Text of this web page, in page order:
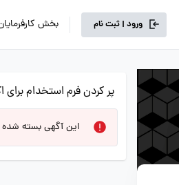
ورود | ثبت نام بخش
پر کردن فرم استخدام برای
این آگهی بسته